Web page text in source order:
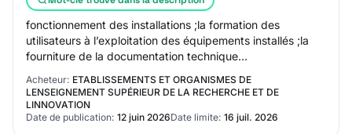
fonctionnement des installations ;la formation des
utilisateurs à l’exploitation des équipements installés ;la
fourniture de la documentation technique
Acheteur: ETABLISSEMENTS ET ORGANISMES DE
LENSEIGNEMENT SUPÉRIEUR DE LA RECHERCHE ET DE
LINNOVATION
Date de publication: 12 juin 2026Date limite: 16 juil. 2026